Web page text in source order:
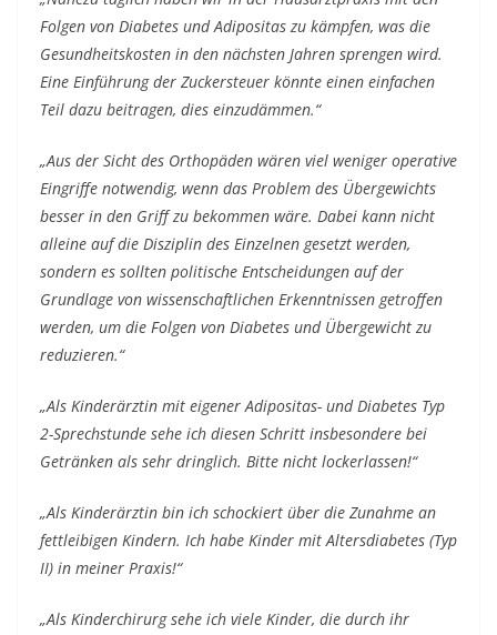
Folgen von Diabetes und Adipositas zu kämpfen, was die
Gesundheitskosten in den nächsten Jahren sprengen wird.
Eine Einführung der Zuckersteuer könnte einen einfachen
Teil dazu beitragen, dies einzudämmen.“
„Aus der Sicht des Orthopäden wären viel weniger operative
Eingriffe notwendig, wenn das Problem des Übergewichts
besser in den Griff zu bekommen wäre. Dabei kann nicht
alleine auf die Disziplin des Einzelnen gesetzt werden,
sondern es sollten politische Entscheidungen auf der
Grundlage von wissenschaftlichen Erkenntnissen getroffen
werden, um die Folgen von Diabetes und Übergewicht zu
reduzieren.“
„Als Kinderärztin mit eigener Adipositas- und Diabetes Typ
2-Sprechstunde sehe ich diesen Schritt insbesondere bei
Getränken als sehr dringlich. Bitte nicht lockerlassen!“
„Als Kinderärztin bin ich schockiert über die Zunahme an
fettleibigen Kindern. Ich habe Kinder mit Altersdiabetes (Typ
II) in meiner Praxis!“
„Als Kinderchirurg sehe ich viele Kinder, die durch ihr